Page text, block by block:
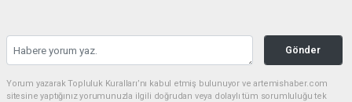
Gönder
Yorum yazarak Topluluk Kuralları’nı kabul etmiş bulunuyor ve artemishaber.com
sitesine yaptığınız yorumunuzla ilgili doğrudan veya dolaylı tüm sorumluluğu tek